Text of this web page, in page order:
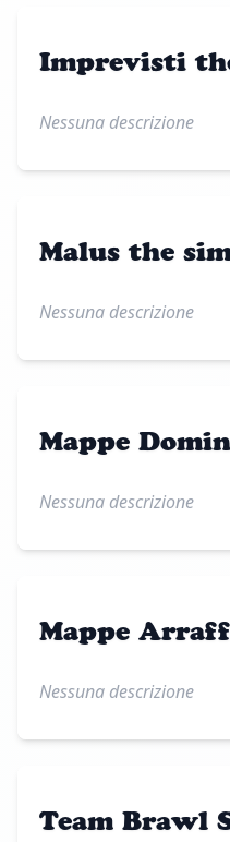
Imprevisti
Nessuna descrizione
Malus the
Nessuna descrizione
Mappe
Nessuna descrizione
Mappe
Nessuna descrizione
Team Brawl